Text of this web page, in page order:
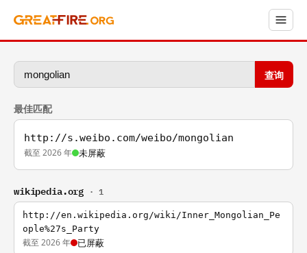
查询
最佳匹配
http://s.weibo.com/weibo/mongolian
截至 2026 年 未屏蔽
wikipedia.org · 1
http://en.wikipedia.org/wiki/Inner_Mongolian_Pe
ople%27s_Party
截至 2026 年 已屏蔽